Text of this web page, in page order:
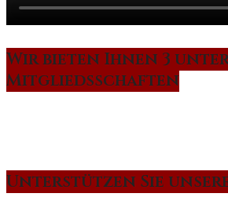
Wir bieten Ihnen 3
Mitgliedsschaften
Unterstützen Sie